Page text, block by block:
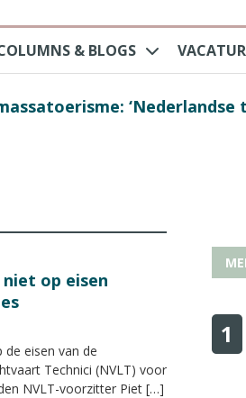
& BLOGS
‘Nederlandse
op eisen
de eisen van de
Technici (NVLT) voor
NVLT-voorzitter Piet […]
1